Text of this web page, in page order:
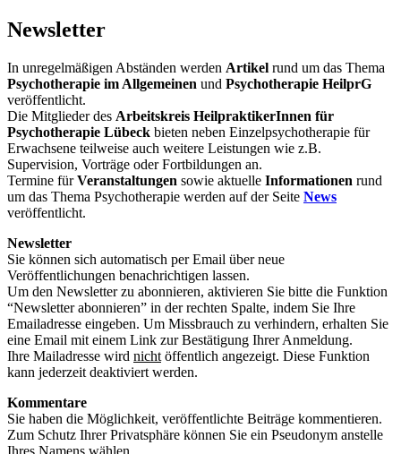
Newsletter
In unregelmäßigen Abständen werden Artikel rund um das Thema
Psychotherapie im Allgemeinen und Psychotherapie HeilprG
veröffentlicht.
Die Mitglieder des Arbeitskreis HeilpraktikerInnen für
Psychotherapie Lübeck bieten neben Einzelpsychotherapie für
Erwachsene teilweise auch weitere Leistungen wie z.B.
Supervision, Vorträge oder Fortbildungen an.
Termine fürVeranstaltungen sowie aktuelle Informationen rund
um das Thema Psychotherapie werden auf der Seite News
veröffentlicht.
Newsletter
Sie können sich automatisch per Email über neue
Veröffentlichungen benachrichtigen lassen.
Um den Newsletter zu abonnieren, aktivieren Sie bitte die Funktion
“Newsletter abonnieren” in der rechten Spalte, indem Sie Ihre
Emailadresse eingeben. Um Missbrauch zu verhindern, erhalten Sie
eine Email mit einem Link zur Bestätigung Ihrer Anmeldung.
Ihre Mailadresse wird nicht öffentlich angezeigt. Diese Funktion
kann jederzeit deaktiviert werden.
Kommentare
Sie haben die Möglichkeit, veröffentlichte Beiträge kommentieren.
Zum Schutz Ihrer Privatsphäre können Sie ein Pseudonym anstelle
Ihres Namens wählen.